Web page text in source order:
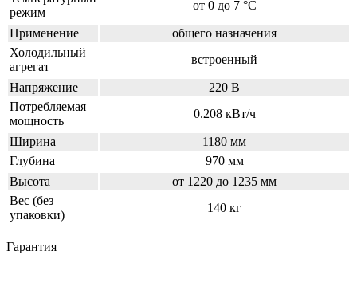
режим
от 0 до 7 °C
Применение
общего назначения
Холодильный
агрегат
встроенный
Напряжение
220 В
Потребляемая
мощность
0.208 кВт/ч
Ширина
1180 мм
Глубина
970 мм
Высота
от 1220 до 1235 мм
Вес (без
упаковки)
140 кг
Гарантия